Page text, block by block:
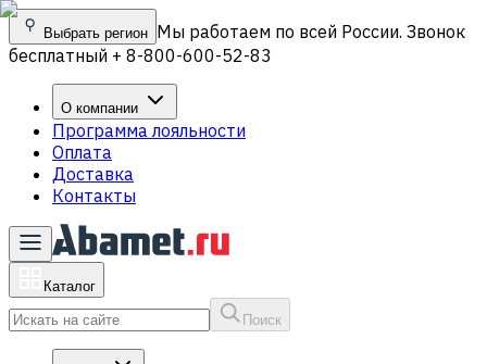
Выбрать регион Мы работаем по всей России. Звонок
бесплатный + 8-800-600-52-83
О компании
Программа лояльности
Оплата
Доставка
Контакты
Каталог
Поиск